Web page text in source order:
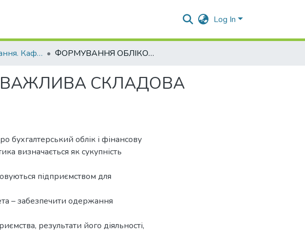
Log In
Друковані видання. Кафедра обліку і оподаткування ФОРМУВАННЯ ОБЛІКОВОЇ ПОЛІТИКИ – ВАЖЛИВА СКЛАДОВА БУХГАЛТЕРСЬКОГО ОБЛІКУ
ВАЖЛИВА СКЛАДОВА
бухгалтерський облік і фінансову
визначається як сукупність
підприємством для
– забезпечити одержання
результати його діяльності,